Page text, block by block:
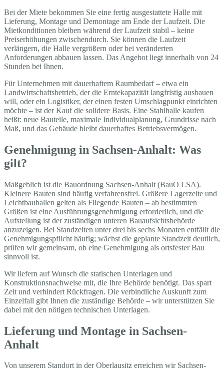
Bei der Miete bekommen Sie eine fertig ausgestattete Halle mit
Lieferung, Montage und Demontage am Ende der Laufzeit. Die
Mietkonditionen bleiben während der Laufzeit stabil – keine
Preiserhöhungen zwischendurch. Sie können die Laufzeit
verlängern, die Halle vergrößern oder bei veränderten
Anforderungen abbauen lassen. Das Angebot liegt innerhalb von 24
Stunden bei Ihnen.
Für Unternehmen mit dauerhaftem Raumbedarf – etwa ein
Landwirtschaftsbetrieb, der die Erntekapazität langfristig ausbauen
will, oder ein Logistiker, der einen festen Umschlagpunkt einrichten
möchte – ist der Kauf die solidere Basis. Eine Stahlhalle kaufen
heißt: neue Bauteile, maximale Individualplanung, Grundrisse nach
Maß, und das Gebäude bleibt dauerhaftes Betriebsvermögen.
Genehmigung in Sachsen-Anhalt: Was
gilt?
Maßgeblich ist die Bauordnung Sachsen-Anhalt (BauO LSA).
Kleinere Bauten sind häufig verfahrensfrei. Größere Lagerzelte und
Leichtbauhallen gelten als Fliegende Bauten – ab bestimmten
Größen ist eine Ausführungsgenehmigung erforderlich, und die
Aufstellung ist der zuständigen unteren Bauaufsichtsbehörde
anzuzeigen. Bei Standzeiten unter drei bis sechs Monaten entfällt die
Genehmigungspflicht häufig; wächst die geplante Standzeit deutlich,
prüfen wir gemeinsam, ob eine Genehmigung als ortsfester Bau
sinnvoll ist.
Wir liefern auf Wunsch die statischen Unterlagen und
Konstruktionsnachweise mit, die Ihre Behörde benötigt. Das spart
Zeit und verhindert Rückfragen. Die verbindliche Auskunft zum
Einzelfall gibt Ihnen die zuständige Behörde – wir unterstützen Sie
dabei mit den nötigen technischen Unterlagen.
Lieferung und Montage in Sachsen-
Anhalt
Von unserem Standort in der Oberlausitz erreichen wir Sachsen-